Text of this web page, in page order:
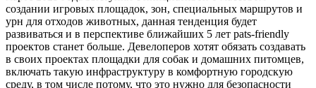
создании игровых площадок, зон, специальных маршрутов и
урн для отходов животных, данная тенденция будет
развиваться и в перспективе ближайших 5 лет pats-friendly
проектов станет больше. Девелоперов хотят обязать создавать
в своих проектах площадки для собак и домашних питомцев,
включать такую инфраструктуру в комфортную городскую
среду, в том числе потому, что это нужно для безопасности